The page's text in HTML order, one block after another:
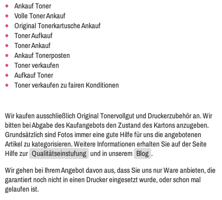
Ankauf Toner
Volle Toner Ankauf
Original Tonerkartusche Ankauf
Toner Aufkauf
Toner Ankauf
Ankauf Tonerposten
Toner verkaufen
Aufkauf Toner
Toner verkaufen zu fairen Konditionen
Wir kaufen ausschließlich Original Tonervollgut und Druckerzubehör an. Wir
bitten bei Abgabe des Kaufangebots den Zustand des Kartons anzugeben.
Grundsätzlich sind Fotos immer eine gute Hilfe für uns die angebotenen
Artikel zu kategorisieren. Weitere Informationen erhalten Sie auf der Seite
Hilfe zur Qualitätseinstufung und in unserem Blog .
Wir gehen bei Ihrem Angebot davon aus, dass Sie uns nur Ware anbieten, die
garantiert noch nicht in einen Drucker eingesetzt wurde, oder schon mal
gelaufen ist.